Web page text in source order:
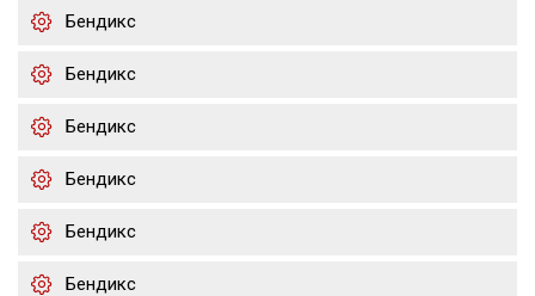
Бендикс
Бендикс
Бендикс
Бендикс
Бендикс
Бендикс